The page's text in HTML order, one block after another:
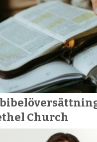
Church